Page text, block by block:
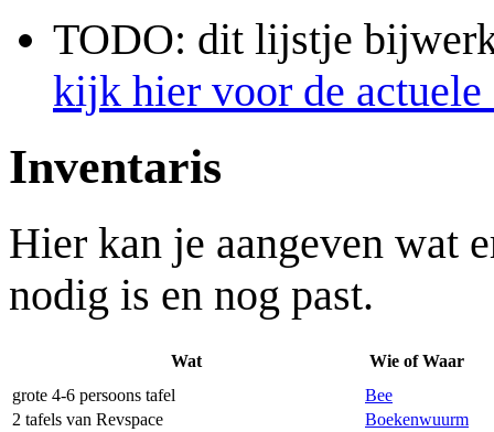
TODO: dit lijstje
kijk hier voor de
Inventaris
Hier kan je aangeven wat
nodig is en nog past.
Wat
Wie of Waar
grote 4-6 persoons tafel
Bee
2 tafels van Revspace
Boekenwuurm